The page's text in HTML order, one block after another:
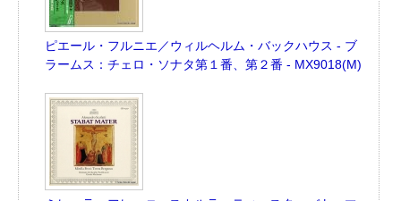
ピエール・フルニエ／ウィルヘルム・バックハウス - ブ
ラームス：チェロ・ソナタ第１番、第２番 - MX9018(M)